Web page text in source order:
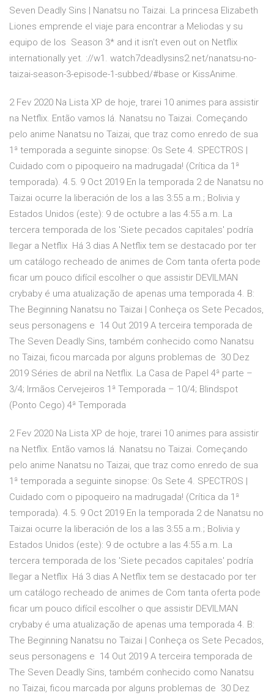
Seven Deadly Sins | Nanatsu no Taizai. La princesa Elizabeth
Liones emprende el viaje para encontrar a Meliodas y su
equipo de los Season 3* and it isn't even out on Netflix
internationally yet. ://w1. watch7deadlysins2.net/nanatsu-no-
taizai-season-3-episode-1-subbed/#base or KissAnime.
2 Fev 2020 Na Lista XP de hoje, trarei 10 animes para assistir
na Netflix. Então vamos lá. Nanatsu no Taizai. Começando
pelo anime Nanatsu no Taizai, que traz como enredo de sua
1ª temporada a seguinte sinopse: Os Sete 4. SPECTROS |
Cuidado com o pipoqueiro na madrugada! (Crítica da 1ª
temporada). 4.5. 9 Oct 2019 En la temporada 2 de Nanatsu no
Taizai ocurre la liberación de los a las 3:55 a.m.; Bolivia y
Estados Unidos (este): 9 de octubre a las 4:55 a.m. La
tercera temporada de los 'Siete pecados capitales' podría
llegar a Netflix Há 3 dias A Netflix tem se destacado por ter
um catálogo recheado de animes de Com tanta oferta pode
ficar um pouco difícil escolher o que assistir DEVILMAN
crybaby é uma atualização de apenas uma temporada 4. B:
The Beginning Nanatsu no Taizai | Conheça os Sete Pecados,
seus personagens e 14 Out 2019 A terceira temporada de
The Seven Deadly Sins, também conhecido como Nanatsu
no Taizai, ficou marcada por alguns problemas de 30 Dez
2019 Séries de abril na Netflix. La Casa de Papel 4ª parte –
3/4; Irmãos Cervejeiros 1ª Temporada – 10/4; Blindspot
(Ponto Cego) 4ª Temporada
2 Fev 2020 Na Lista XP de hoje, trarei 10 animes para assistir
na Netflix. Então vamos lá. Nanatsu no Taizai. Começando
pelo anime Nanatsu no Taizai, que traz como enredo de sua
1ª temporada a seguinte sinopse: Os Sete 4. SPECTROS |
Cuidado com o pipoqueiro na madrugada! (Crítica da 1ª
temporada). 4.5. 9 Oct 2019 En la temporada 2 de Nanatsu no
Taizai ocurre la liberación de los a las 3:55 a.m.; Bolivia y
Estados Unidos (este): 9 de octubre a las 4:55 a.m. La
tercera temporada de los 'Siete pecados capitales' podría
llegar a Netflix Há 3 dias A Netflix tem se destacado por ter
um catálogo recheado de animes de Com tanta oferta pode
ficar um pouco difícil escolher o que assistir DEVILMAN
crybaby é uma atualização de apenas uma temporada 4. B:
The Beginning Nanatsu no Taizai | Conheça os Sete Pecados,
seus personagens e 14 Out 2019 A terceira temporada de
The Seven Deadly Sins, também conhecido como Nanatsu
no Taizai, ficou marcada por alguns problemas de 30 Dez